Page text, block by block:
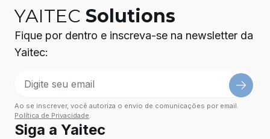
YAITEC Solutions
Fique por dentro e inscreva-se na newsletter da
Yaitec:
Ao se inscrever, você autoriza o envio de comunicações por email.
Política de Privacidade.
Siga a Yaitec